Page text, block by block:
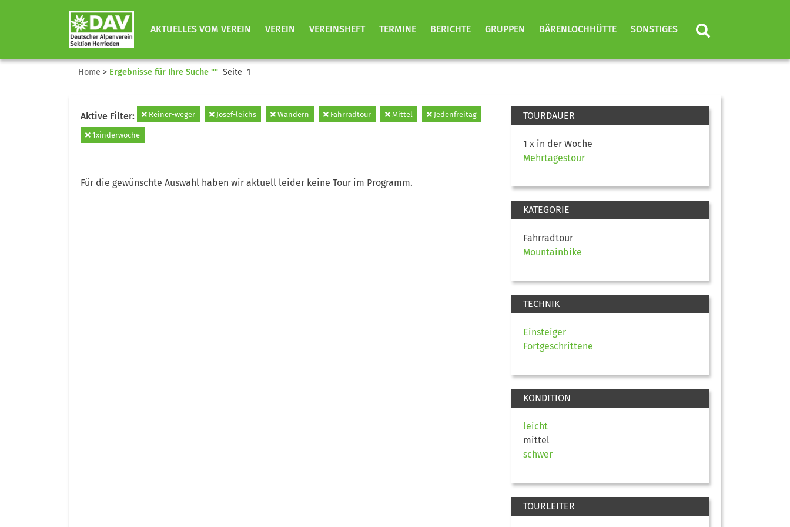
AKTUELLES VOM VEREIN VEREIN VEREINSHEFT TERMINE BERICHTE GRUPPEN BÄRENLOCHHÜTTE SONSTIGES
Home > Ergebnisse für Ihre Suche "" Seite 1
Aktive Filter: Reiner-weger Josef-leichs Wandern Fahrradtour Mittel Jedenfreitag
1xinderwoche
Für die gewünschte Auswahl haben wir aktuell leider keine Tour im Programm.
TOURDAUER
1 x in der Woche
Mehrtagestour
KATEGORIE
Fahrradtour
Mountainbike
TECHNIK
Einsteiger
Fortgeschrittene
KONDITION
leicht
mittel
schwer
TOURLEITER